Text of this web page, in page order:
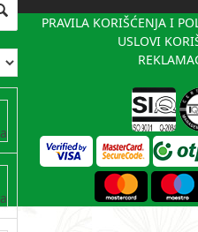
PRAVILA KORIŠĆENJA I
USLOVI